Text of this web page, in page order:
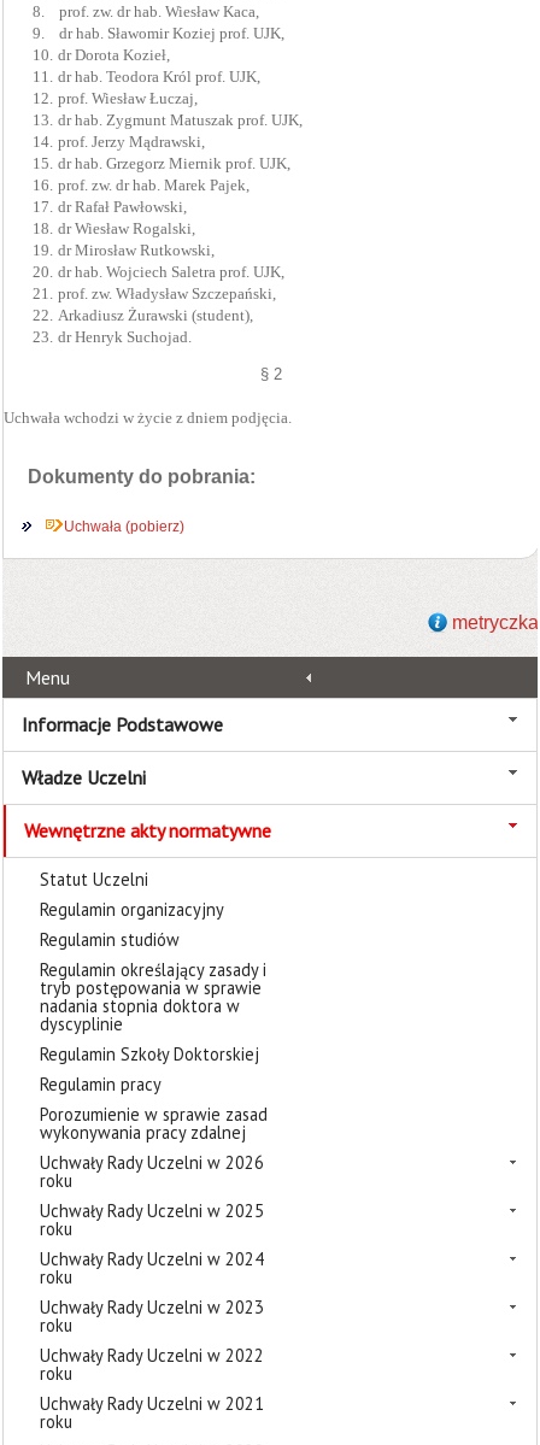
8.
prof. zw. dr hab. Wiesław Kaca,
9.
dr hab. Sławomir Koziej prof. UJK,
10. dr Dorota Kozieł,
11. dr hab. Teodora Król prof. UJK,
12. prof. Wiesław Łuczaj,
13. dr hab. Zygmunt Matuszak prof. UJK,
14. prof. Jerzy Mądrawski,
15. dr hab. Grzegorz Miernik prof. UJK,
16. prof. zw. dr hab. Marek Pajek,
17. dr Rafał Pawłowski,
18. dr Wiesław Rogalski,
19. dr Mirosław Rutkowski,
20. dr hab. Wojciech Saletra prof. UJK,
21. prof. zw. Władysław Szczepański,
22. Arkadiusz Żurawski (student),
23. dr Henryk Suchojad.
§ 2
Uchwała wchodzi w życie z dniem podjęcia.
Dokumenty do pobrania:
Uchwała (pobierz)
metryczka
Menu
Informacje Podstawowe
Władze Uczelni
Wewnętrzne akty normatywne
Statut Uczelni
Regulamin organizacyjny
Regulamin studiów
Regulamin określający zasady i
tryb postępowania w sprawie
nadania stopnia doktora w
dyscyplinie
Regulamin Szkoły Doktorskiej
Regulamin pracy
Porozumienie w sprawie zasad
wykonywania pracy zdalnej
Uchwały Rady Uczelni w 2026
roku
Uchwały Rady Uczelni w 2025
roku
Uchwały Rady Uczelni w 2024
roku
Uchwały Rady Uczelni w 2023
roku
Uchwały Rady Uczelni w 2022
roku
Uchwały Rady Uczelni w 2021
roku